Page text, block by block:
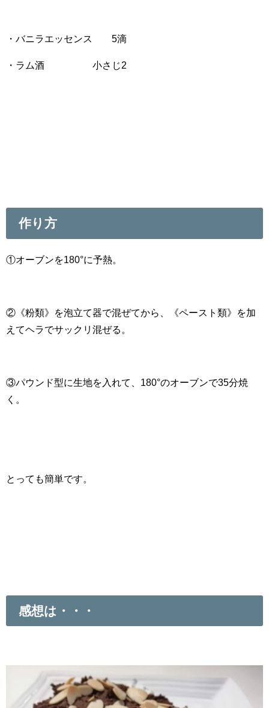
・バニラエッセンス 5滴
・ラム酒 小さじ2
作り方
①オーブンを180°に予熱。
②《粉類》を泡立て器で混ぜてから、《ペースト類》を加
えてヘラでサックリ混ぜる。
③パウンド型に生地を入れて、180°のオーブンで35分焼
く。
とっても簡単です。
感想は・・・